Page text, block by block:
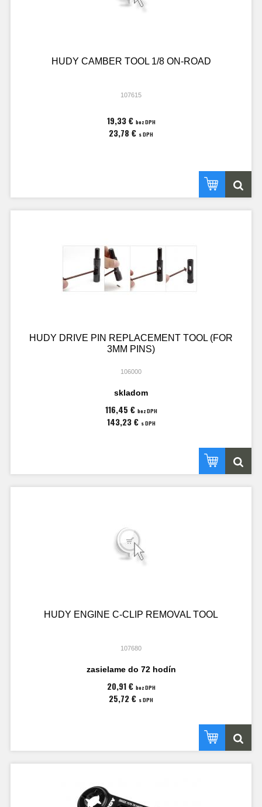
HUDY CAMBER TOOL 1/8 ON-ROAD
107615
19,33 € bez DPH
23,78 € s DPH
HUDY DRIVE PIN REPLACEMENT TOOL (FOR
3MM PINS)
106000
skladom
116,45 € bez DPH
143,23 € s DPH
HUDY ENGINE C-CLIP REMOVAL TOOL
107680
zasielame do 72 hodín
20,91 € bez DPH
25,72 € s DPH